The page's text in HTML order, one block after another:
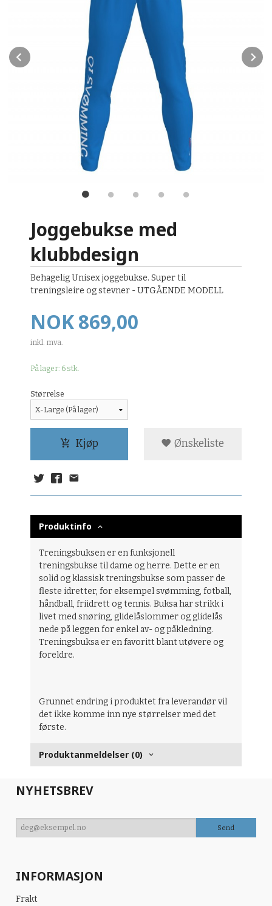
Prev
Joggebukse med
klubbdesign
Behagelig Unisex joggebukse. Super til
treningsleire og stevner - UTGÅENDE MODELL
Pris
NOK869,00
inkl. mva.
På lager: 6 stk.
Størrelse
Kjøp Ønskeliste
Produktinfo
Treningsbuksen er en funksjonell
treningsbukse til dame og herre. Dette er en
solid og klassisk treningsbukse som passer de
fleste idretter, for eksempel svømming, fotball,
håndball, friidrett og tennis. Buksa har strikk i
livet med snøring, glidelåslommer og glidelås
nede på leggen for enkel av- og påkledning.
Treningsbuksa er en favoritt blant utøvere og
foreldre.
Grunnet endring i produktet fra leverandør vil
det ikke komme inn nye størrelser med det
første.
Produktanmeldelser (0)
NYHETSBREV
INFORMASJON
Frakt